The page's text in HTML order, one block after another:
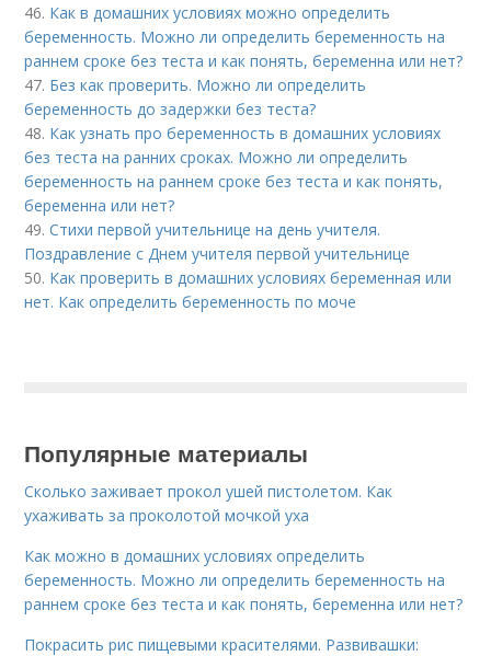
46. Как в домашних условиях можно определить
беременность. Можно ли определить беременность на
раннем сроке без теста и как понять, беременна или нет?
47. Без как проверить. Можно ли определить
беременность до задержки без теста?
48. Как узнать про беременность в домашних условиях
без теста на ранних сроках. Можно ли определить
беременность на раннем сроке без теста и как понять,
беременна или нет?
49.Стихи первой учительнице на день учителя.
Поздравление с Днем учителя первой учительнице
50. Как проверить в домашних условиях беременная или
нет. Как определить беременность по моче
Популярные материалы
Сколько заживает прокол ушей пистолетом. Как
ухаживать за проколотой мочкой уха
Как можно в домашних условиях определить
беременность. Можно ли определить беременность на
раннем сроке без теста и как понять, беременна или нет?
Покрасить рис пищевыми красителями. Развивашки: